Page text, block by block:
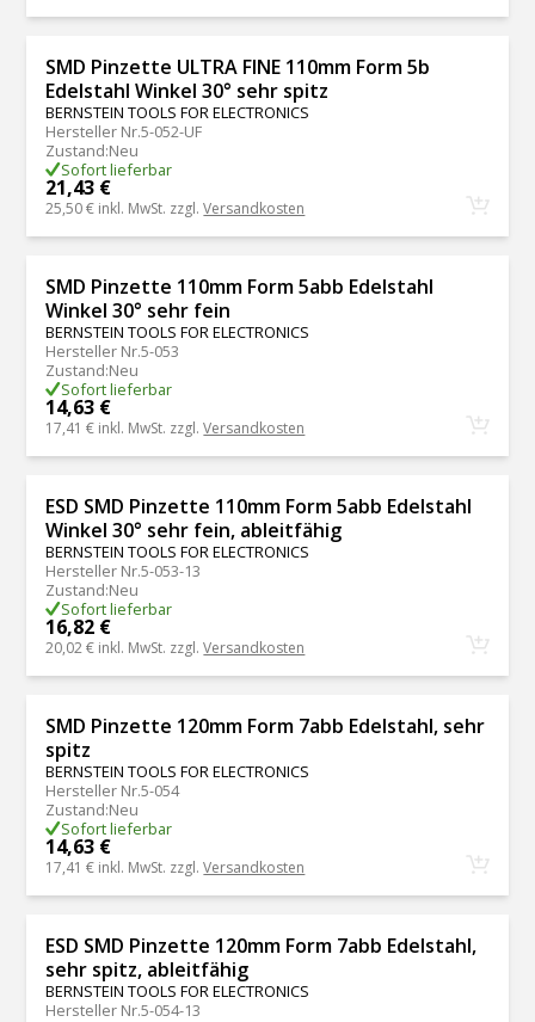
SMD Pinzette ULTRA FINE 110mm Form 5b
Edelstahl Winkel 30° sehr spitz
BERNSTEIN TOOLS FOR ELECTRONICS
Hersteller Nr.5-052-UF
Zustand:Neu
Sofort lieferbar
21,43 €
25,50 € inkl. MwSt. zzgl.Versandkosten
SMD Pinzette 110mm Form 5abb Edelstahl
Winkel 30° sehr fein
BERNSTEIN TOOLS FOR ELECTRONICS
Hersteller Nr.5-053
Zustand:Neu
Sofort lieferbar
14,63 €
17,41 € inkl. MwSt. zzgl.Versandkosten
ESD SMD Pinzette 110mm Form 5abb Edelstahl
Winkel 30° sehr fein, ableitfähig
BERNSTEIN TOOLS FOR ELECTRONICS
Hersteller Nr.5-053-13
Zustand:Neu
Sofort lieferbar
16,82 €
20,02 € inkl. MwSt. zzgl.Versandkosten
SMD Pinzette 120mm Form 7abb Edelstahl, sehr
spitz
BERNSTEIN TOOLS FOR ELECTRONICS
Hersteller Nr.5-054
Zustand:Neu
Sofort lieferbar
14,63 €
17,41 € inkl. MwSt. zzgl.Versandkosten
ESD SMD Pinzette 120mm Form 7abb Edelstahl,
sehr spitz, ableitfähig
BERNSTEIN TOOLS FOR ELECTRONICS
Hersteller Nr.5-054-13